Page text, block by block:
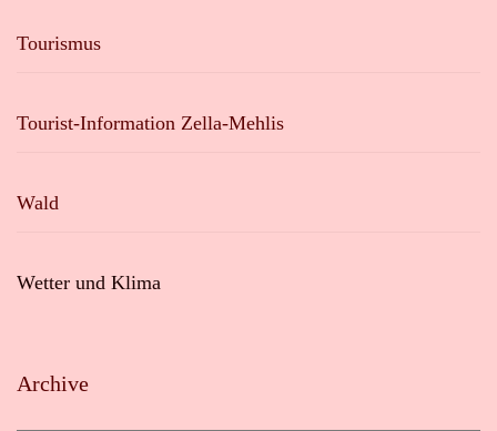
Tourismus
Tourist-Information Zella-Mehlis
Wald
Wetter und Klima
Archive